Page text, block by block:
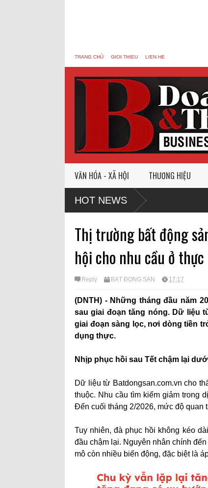
TRANG CHỦ GIOI THIEU LIEN HE
VĂN HÓA - XÃ HỘI THƯƠNG HIỆU
HOT NEWS
Thị trường bất động
hội cho nhu cầu ở thực
Reply BẤT ĐỘNG SÀN 17:17
(DNTH) - Những tháng đầu năm
sau giai đoạn tăng nóng. Dữ liệu
giai đoạn sàng lọc, nơi dòng tiền
dụng thực.
Nhịp phục hồi sau Tết chậm lại
Dữ liệu từ Batdongsan.com.vn cho
thuộc. Nhu cầu tìm kiếm giảm trong
Đến cuối tháng 2/2026, mức độ quan
Tuy nhiên, đà phục hồi không kéo
đầu chậm lại. Nguyên nhân chính
mô còn nhiều biến động, đặc biệt là